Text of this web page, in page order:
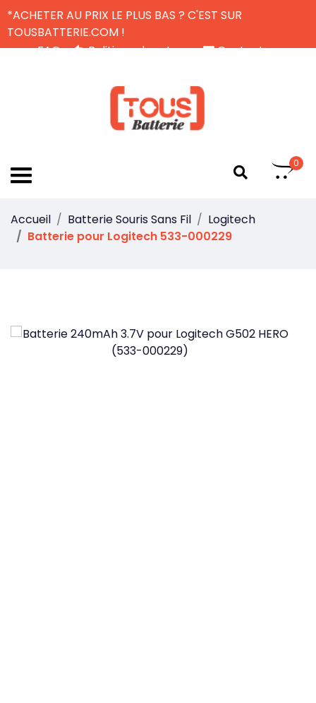
*ACHETER AU PRIX LE PLUS BAS ? C'EST SUR
TOUSBATTERIE.COM !
FAQ
Politique de retour
Contactez-nous
0
Accueil Batterie Souris Sans Fil
Logitech
Batterie pour Logitech 533-000229